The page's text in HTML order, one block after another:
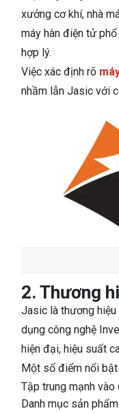
xưởng cơ khí, nhà
máy hàn điện tử
hợp lý.
Việc xác định rõ
nhầm lẫn Jasic với
2. Thương
Jasic là thương
dụng công nghệ
hiện đại, hiệu suất
Một số điểm nổi
Tập trung mạnh vào
Danh mục sản